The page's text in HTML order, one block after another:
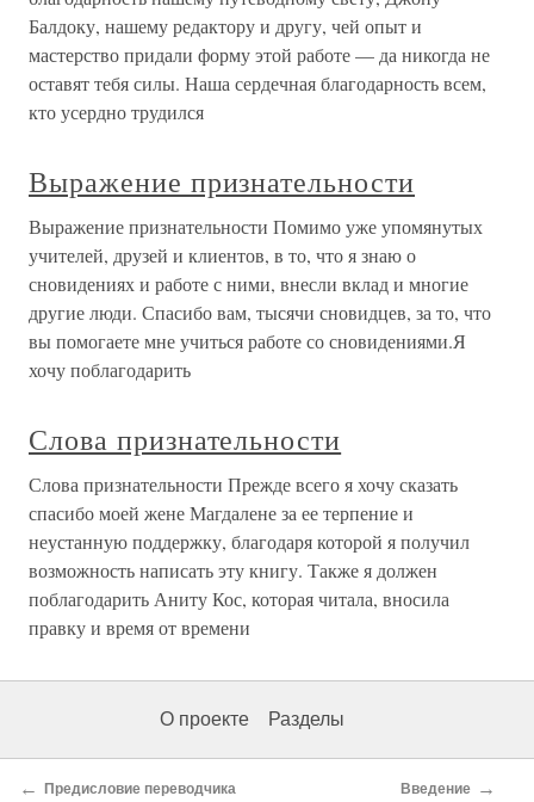
Балдоку, нашему редактору и другу, чей опыт и
мастерство придали форму этой работе — да никогда не
оставят тебя силы. Наша сердечная благодарность всем,
кто усердно трудился
Выражение признательности
Выражение признательности Помимо уже упомянутых
учителей, друзей и клиентов, в то, что я знаю о
сновидениях и работе с ними, внесли вклад и многие
другие люди. Спасибо вам, тысячи сновидцев, за то, что
вы помогаете мне учиться работе со сновидениями.Я
хочу поблагодарить
Слова признательности
Слова признательности Прежде всего я хочу сказать
спасибо моей жене Магдалене за ее терпение и
неустанную поддержку, благодаря которой я получил
возможность написать эту книгу. Также я должен
поблагодарить Аниту Кос, которая читала, вносила
правку и время от времени
О проекте Разделы
← Предисловие переводчика Введение →